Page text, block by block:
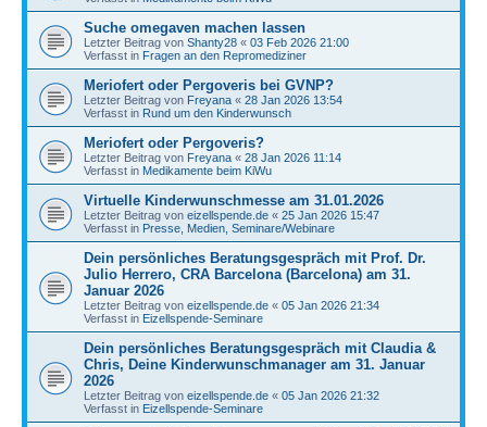
Suche omegaven machen lassen
Letzter Beitrag von Shanty28 « 03 Feb 2026 21:00
Verfasst in Fragen an den Repromediziner
Meriofert oder Pergoveris bei GVNP?
Letzter Beitrag von Freyana « 28 Jan 2026 13:54
Verfasst in Rund um den Kinderwunsch
Meriofert oder Pergoveris?
Letzter Beitrag von Freyana « 28 Jan 2026 11:14
Verfasst in Medikamente beim KiWu
Virtuelle Kinderwunschmesse am 31.01.2026
Letzter Beitrag von eizellspende.de « 25 Jan 2026 15:47
Verfasst in Presse, Medien, Seminare/Webinare
Dein persönliches Beratungsgespräch mit Prof. Dr.
Julio Herrero, CRA Barcelona (Barcelona) am 31.
Januar 2026
Letzter Beitrag von eizellspende.de « 05 Jan 2026 21:34
Verfasst in Eizellspende-Seminare
Dein persönliches Beratungsgespräch mit Claudia &
Chris, Deine Kinderwunschmanager am 31. Januar
2026
Letzter Beitrag von eizellspende.de « 05 Jan 2026 21:32
Verfasst in Eizellspende-Seminare